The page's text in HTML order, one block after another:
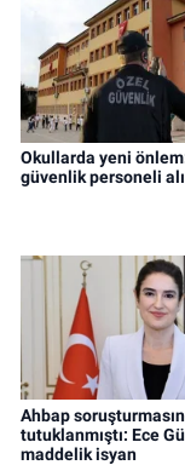
Okullarda yeni
güvenlik personeli
Ahbap
tutuklanmıştı: Ece
maddelik isyan